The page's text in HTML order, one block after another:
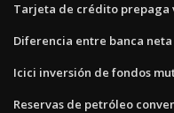
Tarjeta de crédito prepaga
Diferencia entre banca
Icici inversión de fondos
Reservas de petróleo